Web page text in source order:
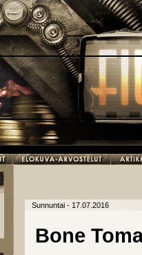
Sunnuntai - 17.07.2016
Bone